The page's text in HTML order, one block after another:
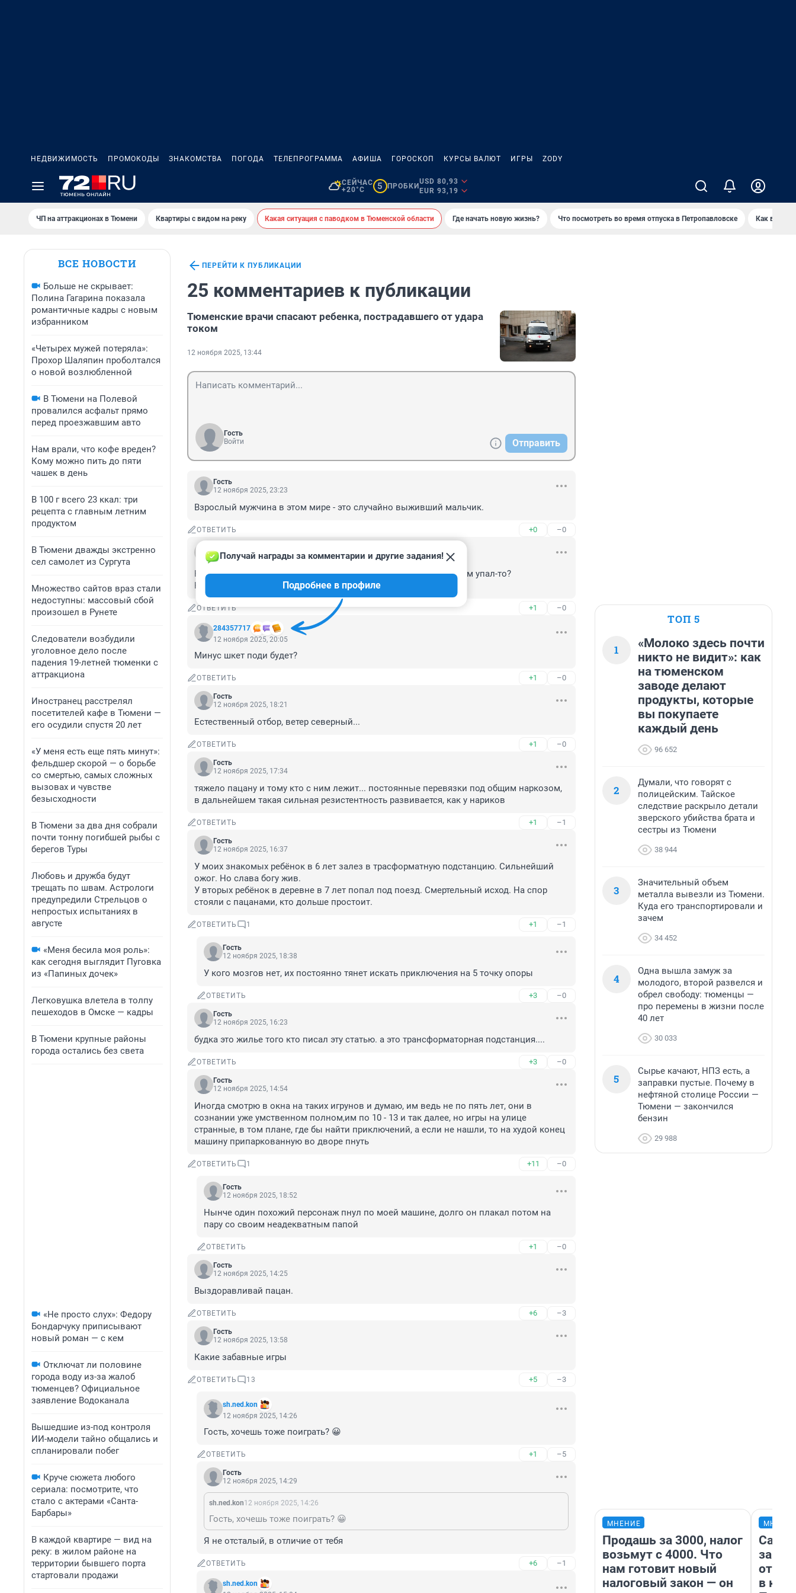
НЕДВИЖИМОСТЬ ПРОМОКОДЫ ЗНАКОМСТВА ПОГОДА ТЕЛЕПРОГРАММА АФИША ГОРОСКОП КУРСЫ ВАЛЮТ ИГРЫ ZODY
СЕЙЧАС
+20°C
5 ПРОБКИ
USD 80,93
EUR 93,19
ЧП на аттракционах в Тюмени Квартиры с видом на реку Какая ситуация с паводком в Тюменской области Где начать новую жизнь? Что посмотреть во время отпуска в Петропавловске Как
ВСЕ НОВОСТИ
Больше не скрывает:
Полина Гагарина показала
романтичные кадры с новым
избранником
«Четырех мужей потеряла»:
Прохор Шаляпин проболтался
о новой возлюбленной
В Тюмени на Полевой
провалился асфальт прямо
перед проезжавшим авто
Нам врали, что кофе вреден?
Кому можно пить до пяти
чашек в день
В 100 г всего 23 ккал: три
рецепта с главным летним
продуктом
В Тюмени дважды экстренно
сел самолет из Сургута
Множество сайтов враз стали
недоступны: массовый сбой
произошел в Рунете
Следователи возбудили
уголовное дело после
падения 19-летней тюменки с
аттракциона
Иностранец расстрелял
посетителей кафе в Тюмени —
его осудили спустя 20 лет
«У меня есть еще пять минут»:
фельдшер скорой — о борьбе
со смертью, самых сложных
вызовах и чувстве
безысходности
В Тюмени за два дня собрали
почти тонну погибшей рыбы с
берегов Туры
Любовь и дружба будут
трещать по швам. Астрологи
предупредили Стрельцов о
непростых испытаниях в
августе
«Меня бесила моя роль»:
как сегодня выглядит Пуговка
из «Папиных дочек»
Легковушка влетела в толпу
пешеходов в Омске — кадры
В Тюмени крупные районы
города остались без света
«Не просто слух»: Федору
Бондарчуку приписывают
новый роман — с кем
Отключат ли половине
города воду из-за жалоб
тюменцев? Официальное
заявление Водоканала
Вышедшие из-под контроля
ИИ-модели тайно общались и
спланировали побег
Круче сюжета любого
сериала: посмотрите, что
стало с актерами «Санта-
Барбары»
В каждой квартире — вид на
реку: в жилом районе на
территории бывшего порта
стартовали продажи
ПЕРЕЙТИ К ПУБЛИКАЦИИ
25 комментариев к публикации
Тюменские врачи спасают ребенка, пострадавшего от удара
током
12 ноября 2025, 13:44
Гость
Войти
Отправить
Гость
12 ноября 2025, 23:23
Взрослый мужчина в этом мире - это случайно выживший мальчик.
ОТВЕТИТЬ +0 –0
12 ноября 2025, 20:59
Непонятно. На подстанции сверху - крыша. Обычная. Куда он там упал-то?
Не на крышу, а на провода, может?
ОТВЕТИТЬ +1 –0
284357717
Получай награды за комментарии и другие задания!
Подробнее в профиле
12 ноября 2025, 20:05
Минус шкет поди будет?
ОТВЕТИТЬ +1 –0
Гость
12 ноября 2025, 18:21
Естественный отбор, ветер северный...
ОТВЕТИТЬ +1 –0
Гость
12 ноября 2025, 17:34
тяжело пацану и тому кто с ним лежит... постоянные перевязки под общим наркозом,
в дальнейшем такая сильная резистентность развивается, как у нариков
ОТВЕТИТЬ +1 –1
Гость
12 ноября 2025, 16:37
У моих знакомых ребёнок в 6 лет залез в трасформатную подстанцию. Сильнейший
ожог. Но слава богу жив.
У вторых ребёнок в деревне в 7 лет попал под поезд. Смертельный исход. На спор
стояли с пацанами, кто дольше простоит.
ОТВЕТИТЬ 1 +1 –1
Гость
12 ноября 2025, 18:38
У кого мозгов нет, их постоянно тянет искать приключения на 5 точку опоры
ОТВЕТИТЬ +3 –0
Гость
12 ноября 2025, 16:23
будка это жилье того кто писал эту статью. а это трансформаторная подстанция....
ОТВЕТИТЬ +3 –0
Гость
12 ноября 2025, 14:54
Иногда смотрю в окна на таких игрунов и думаю, им ведь не по пять лет, они в
сознании уже умственном полном,им по 10 - 13 и так далее, но игры на улице
странные, в том плане, где бы найти приключений, а если не нашли, то на худой конец
машину припаркованную во дворе пнуть
ОТВЕТИТЬ 1 +11 –0
Гость
12 ноября 2025, 18:52
Нынче один похожий персонаж пнул по моей машине, долго он плакал потом на
пару со своим неадекватным папой
ОТВЕТИТЬ +1 –0
Гость
12 ноября 2025, 14:25
Выздоравливай пацан.
ОТВЕТИТЬ +6 –3
Гость
12 ноября 2025, 13:58
Какие забавные игры
ОТВЕТИТЬ 13 +5 –3
sh.ned.kon
12 ноября 2025, 14:26
Гость, хочешь тоже поиграть? 😀
ОТВЕТИТЬ +1 –5
Гость
12 ноября 2025, 14:29
sh.ned.kon12 ноября 2025, 14:26
Гость, хочешь тоже поиграть? 😀
Я не отсталый, в отличие от тебя
ОТВЕТИТЬ +6 –1
sh.ned.kon
ТОП 5
1
«Молоко здесь почти
никто не видит»: как
на тюменском
заводе делают
продукты, которые
вы покупаете
каждый день
96 652
2
Думали, что говорят с
полицейским. Тайское
следствие раскрыло детали
зверского убийства брата и
сестры из Тюмени
38 944
3
Значительный объем
металла вывезли из Тюмени.
Куда его транспортировали и
зачем
34 452
4
Одна вышла замуж за
молодого, второй развелся и
обрел свободу: тюменцы —
про перемены в жизни после
40 лет
30 033
5
Сырье качают, НПЗ есть, а
заправки пустые. Почему в
нефтяной столице России —
Тюмени — закончился
бензин
29 988
МНЕНИЕ
Продашь за 3000, налог
возьмут с 4000. Что
нам готовит новый
налоговый закон — он
в